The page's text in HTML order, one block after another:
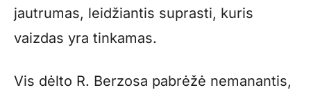
jautrumas, leidžiantis suprasti, kuris
vaizdas yra tinkamas.
Vis dėlto R. Berzosa pabrėžė nemanantis,